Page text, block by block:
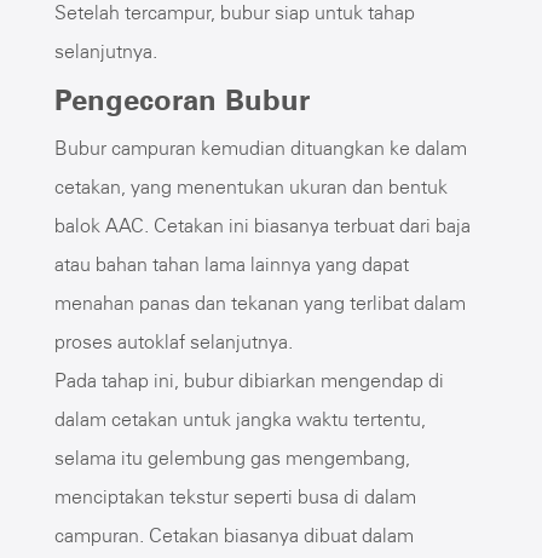
Setelah tercampur, bubur siap untuk tahap
selanjutnya.
Pengecoran Bubur
Bubur campuran kemudian dituangkan ke dalam
cetakan, yang menentukan ukuran dan bentuk
balok AAC. Cetakan ini biasanya terbuat dari baja
atau bahan tahan lama lainnya yang dapat
menahan panas dan tekanan yang terlibat dalam
proses autoklaf selanjutnya.
Pada tahap ini, bubur dibiarkan mengendap di
dalam cetakan untuk jangka waktu tertentu,
selama itu gelembung gas mengembang,
menciptakan tekstur seperti busa di dalam
campuran. Cetakan biasanya dibuat dalam